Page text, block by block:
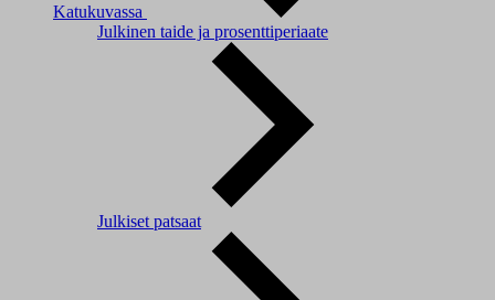
Katukuvassa
Julkinen taide ja prosenttiperiaate
Julkiset patsaat